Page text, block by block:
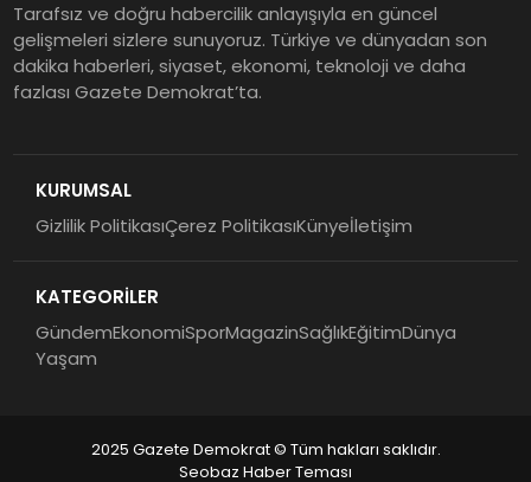
Tarafsız ve doğru habercilik anlayışıyla en güncel
gelişmeleri sizlere sunuyoruz. Türkiye ve dünyadan son
dakika haberleri, siyaset, ekonomi, teknoloji ve daha
fazlası Gazete Demokrat’ta.
KURUMSAL
Gizlilik PolitikasıÇerez PolitikasıKünyeİletişim
KATEGORİLER
GündemEkonomiSporMagazinSağlıkEğitimDünya
Yaşam
2025 Gazete Demokrat © Tüm hakları saklıdır.
Seobaz Haber Teması